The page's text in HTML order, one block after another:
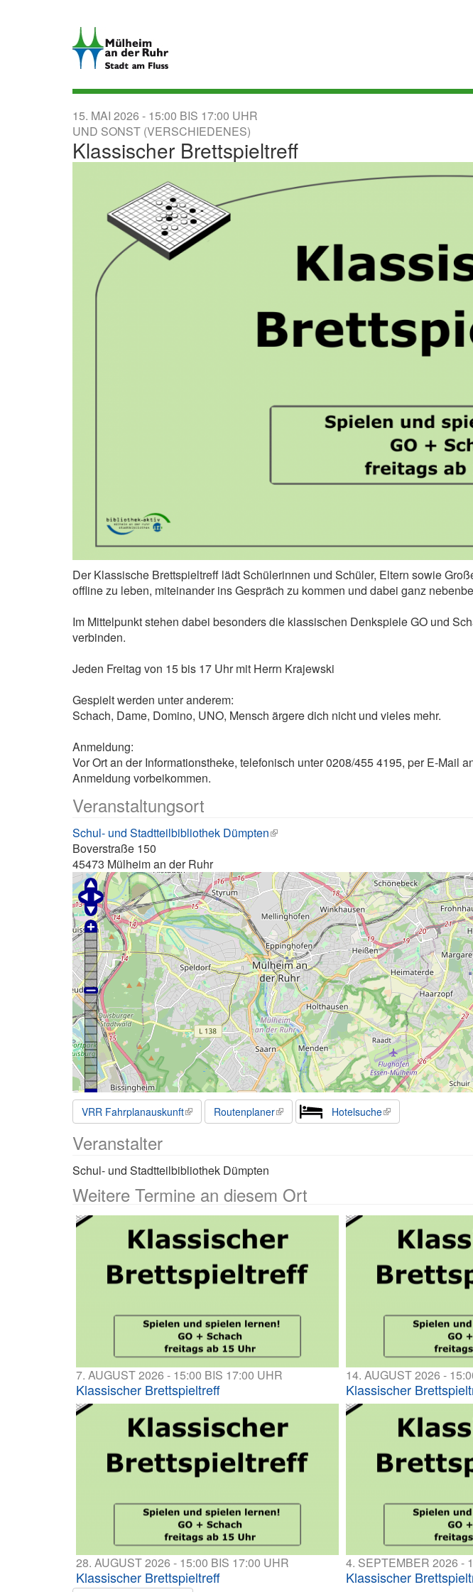
15. MAI 2026 15:00 BIS 17:00
UND SONST (VERSCHIEDENES)
Klassischer Brettspieltreff
Der Klassische Brettspieltreff lädt Schülerinnen und Schüler, Eltern sowie
offline zu leben, miteinander ins Gespräch zu kommen und dabei ganz
Im Mittelpunkt stehen dabei besonders die klassischen Denkspiele GO und
verbinden.
Jeden Freitag von 15 bis 17 Uhr mit Herrn Krajewski
Gespielt werden unter anderem:
Schach, Dame, Domino, UNO, Mensch ärgere dich nicht und vieles mehr.
Anmeldung:
Vor Ort an der Informationstheke, telefonisch unter 0208/455 4195, per E-
Anmeldung vorbeikommen.
Veranstaltungsort
Schul- und Stadtteilbibliothek Dümpten
Boverstraße 150
45473 Mülheim an der Ruhr
VRR Fahrplanauskunft Routenplaner Hotelsuche
Veranstalter
Schul- und Stadtteilbibliothek Dümpten
Weitere Termine an diesem Ort
7. AUGUST 2026 - 15:00 BIS 17:00 UHR
Klassischer Brettspieltreff
14. AUGUST 2026 -
Klassischer
28. AUGUST 2026 - 15:00 BIS 17:00 UHR
Klassischer Brettspieltreff
4. SEPTEMBER 2026 -
Klassischer